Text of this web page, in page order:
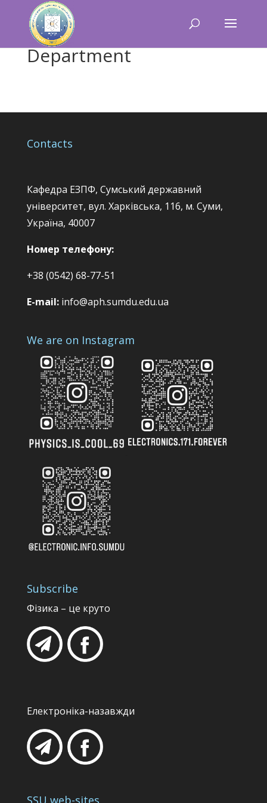
Department
Contacts
Кафедра ЕЗПФ, Сумський державний
університет, вул. Харківська, 116, м. Суми,
Україна, 40007
Номер телефону:
+38 (0542) 68-77-51
E-mail:info@aph.sumdu.edu.ua
We are on Instagram
Subscribe
Фізика – це круто
Електроніка-назавжди
SSU web-sites